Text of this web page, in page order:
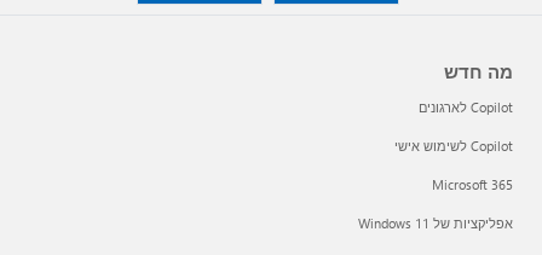
מה חדש
Copilot לארגונים
Copilot לשימוש אישי
Microsoft 365
אפליקציות של Windows 11‏